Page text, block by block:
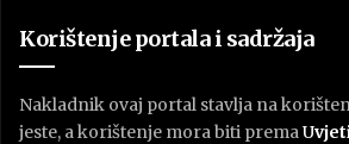
Korištenje portala i sadržaja
Nakladnik ovaj portal stavlja na
jeste, a korištenje mora biti premaU